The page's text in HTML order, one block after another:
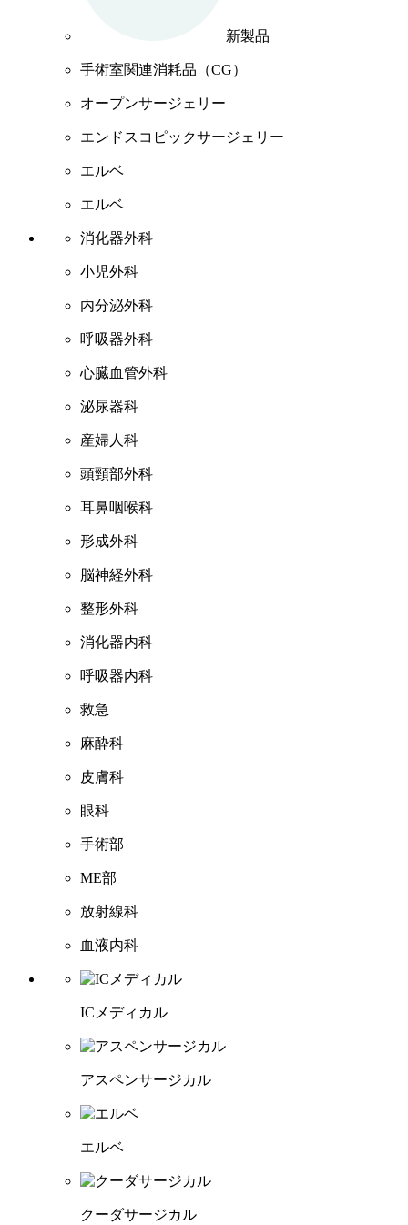
新製品
手術室関連消耗品（CG）
オープンサージェリー
エンドスコピックサージェリー
エルベ
エルベ
消化器外科
小児外科
内分泌外科
呼吸器外科
心臓血管外科
泌尿器科
産婦人科
頭頸部外科
耳鼻咽喉科
形成外科
脳神経外科
整形外科
消化器内科
呼吸器内科
救急
麻酔科
皮膚科
眼科
手術部
ME部
放射線科
血液内科
ICメディカル
アスペンサージカル
エルベ
クーダサージカル